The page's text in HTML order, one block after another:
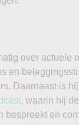
over actuele
en
Daarnaast is
, waarin hij
bespreekt en